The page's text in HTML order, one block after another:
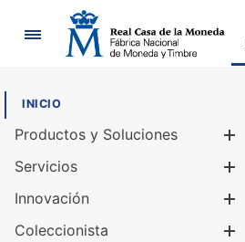
Navegación
INICIO
Productos y Soluciones
Servicios
Innovación
Coleccionista